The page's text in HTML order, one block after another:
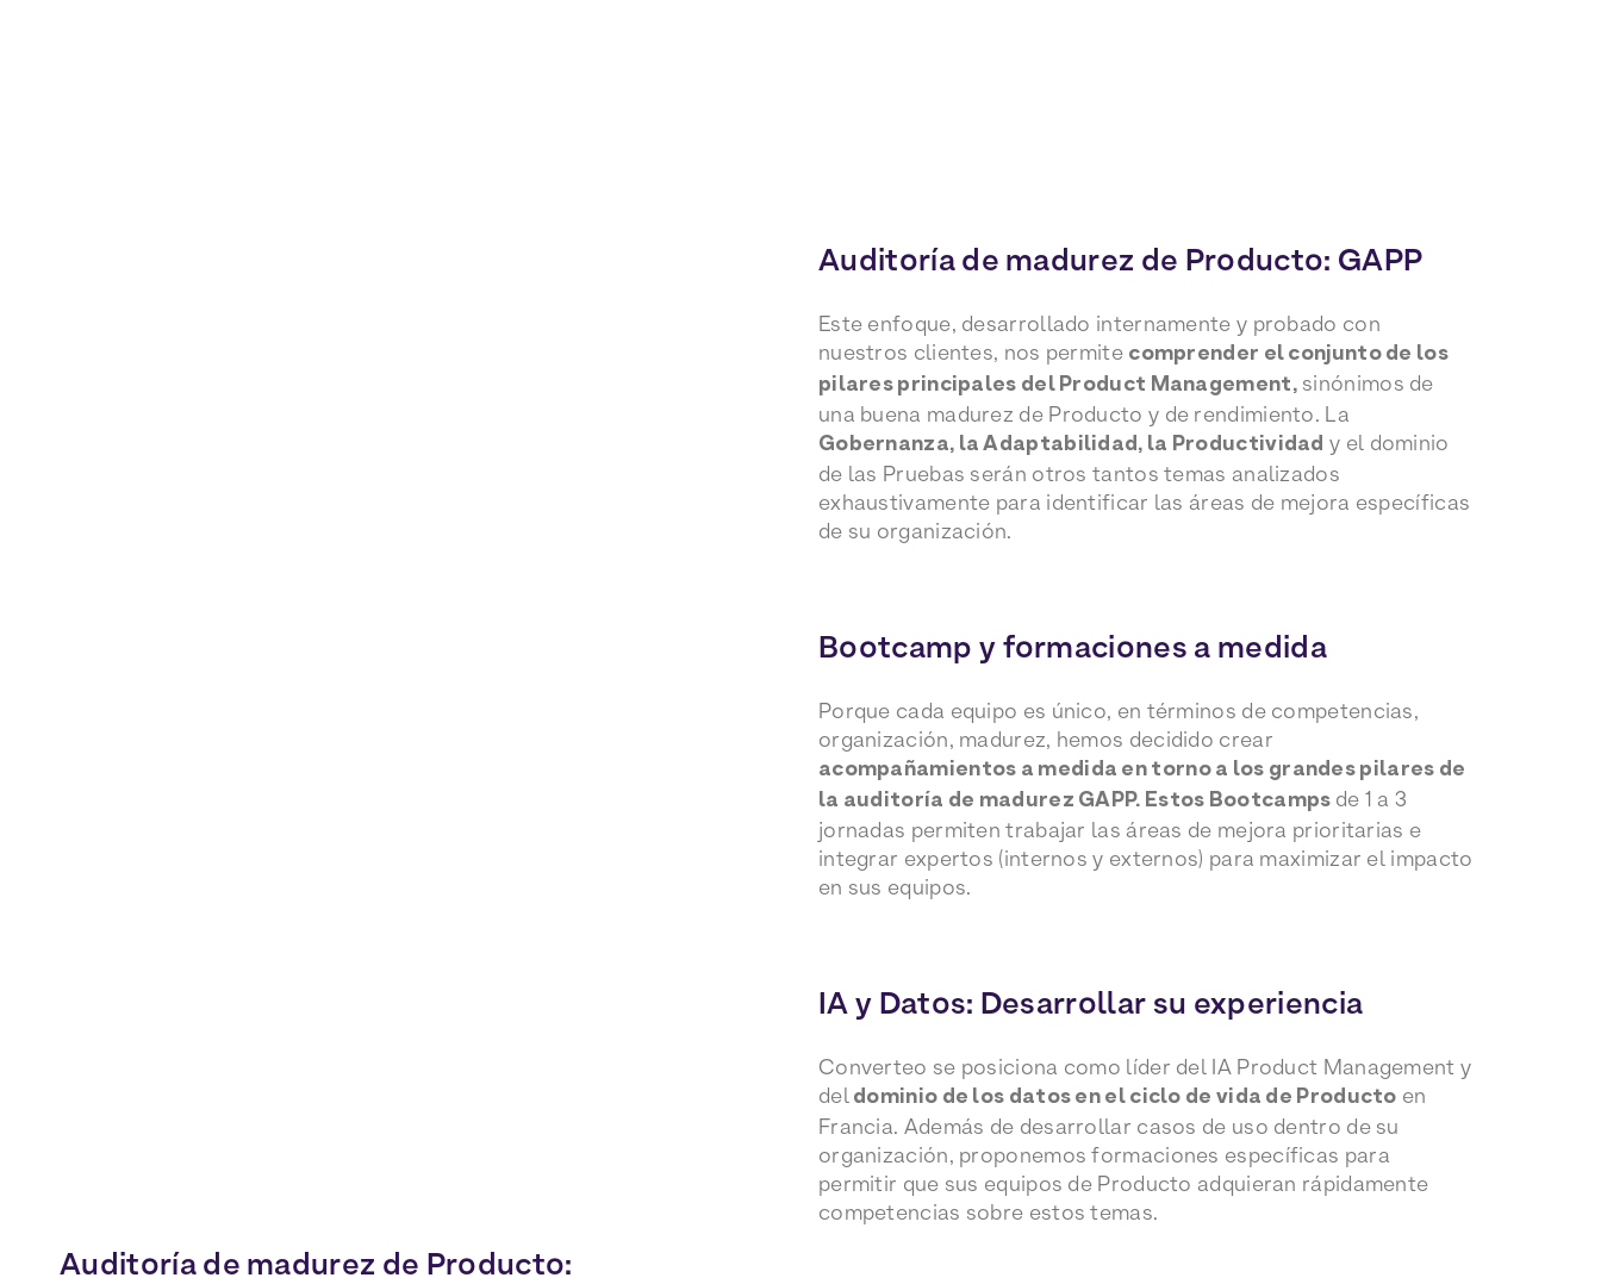
Auditoría de madurez de Producto:
Auditoría de madurez de Producto: GAPP
Este enfoque, desarrollado internamente y probado con
nuestros clientes, nos permite comprender el conjunto de los
pilares principales del Product Management,sinónimos de
una buena madurez de Producto y de rendimiento. La
Gobernanza, la Adaptabilidad, la Productividad y el dominio
de las Pruebas serán otros tantos temas analizados
exhaustivamente para identificar las áreas de mejora específicas
de su organización.
Bootcamp y formaciones a medida
Porque cada equipo es único, en términos de competencias,
organización, madurez, hemos decidido crear
acompañamientos a medida en torno a los grandes pilares de
la auditoría de madurez GAPP. Estos Bootcamps de 1 a 3
jornadas permiten trabajar las áreas de mejora prioritarias e
integrar expertos (internos y externos) para maximizar el impacto
en sus equipos.
IA y Datos: Desarrollar su experiencia
Converteo se posiciona como líder del IA Product Management y
deldominio de los datos en el ciclo de vida de Producto en
Francia. Además de desarrollar casos de uso dentro de su
organización, proponemos formaciones específicas para
permitir que sus equipos de Producto adquieran rápidamente
competencias sobre estos temas.